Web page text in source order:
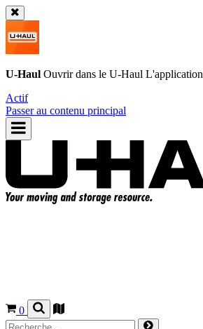
U-Haul Ouvrir dans le U-Haul L'application
Actif
Passer au contenu principal
0